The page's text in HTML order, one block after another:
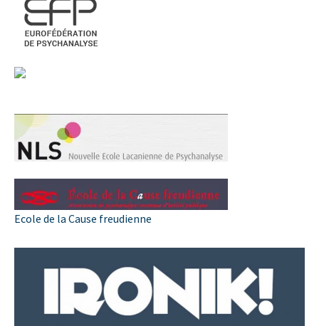
Ecole de la Cause freudienne